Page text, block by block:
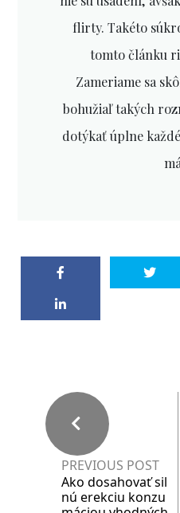
flirty. Takéto
tomto článku
Zameriame sa
bohužiaľ takých
dotýkať úplne
PREVIOUS POST
Ako dosahovať sil
nú erekciu konzu